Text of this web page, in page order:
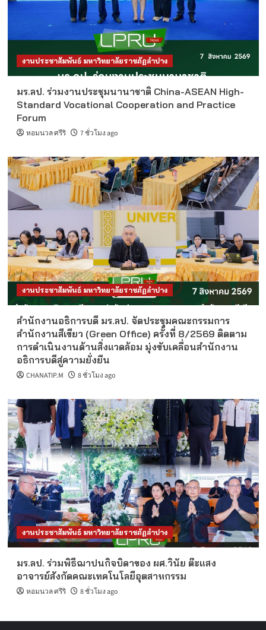
งานประชาสัมพันธ์ มหาวิทยาลัยราชภัฏลำปาง
มร.ลป. ร่วมงานประชุมนานาชาติ China-ASEAN High-
Standard Vocational Cooperation and Practice
Forum
หอมนวล ศรีริ 7 ชั่วโมง ago
งานประชาสัมพันธ์ มหาวิทยาลัยราชภัฏลำปาง
สำนักงานอธิการบดี มร.ลป. จัดประชุมคณะกรรมการ
สำนักงานสีเขียว (Green Office) ครั้งที่ 8/2569 ติดตาม
การดำเนินงานด้านสิ่งแวดล้อม มุ่งขับเคลื่อนสำนักงาน
อธิการบดีสู่ความยั่งยืน
CHANATIP.M 8 ชั่วโมง ago
งานประชาสัมพันธ์ มหาวิทยาลัยราชภัฏลำปาง
มร.ลป. ร่วมพิธีฌาปนกิจบิดาของ ผศ.วินัย ต๊ะแสง
อาจารย์สังกัดคณะเทคโนโลยีอุตสาหกรรม
หอมนวล ศรีริ 8 ชั่วโมง ago